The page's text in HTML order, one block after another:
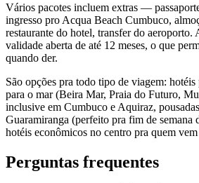
Vários pacotes incluem extras —
ingresso pro Acqua Beach Cumbuco,
restaurante do hotel, transfer do aeroporto.
validade aberta de até 12 meses, o que
quando der.
São opções pra todo tipo de viagem: hotéis
para o mar (Beira Mar, Praia do Futuro,
inclusive em Cumbuco e Aquiraz,
Guaramiranga (perfeito pra fim de semana
hotéis econômicos no centro pra quem
Perguntas frequentes